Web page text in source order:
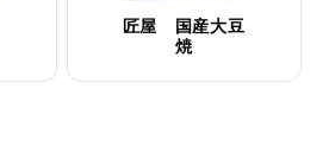
匠屋 国産大豆
焼